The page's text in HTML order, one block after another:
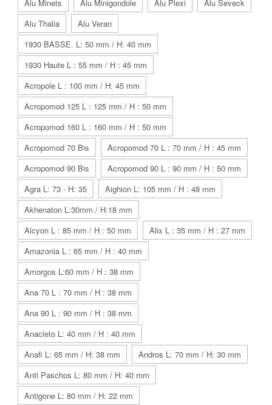
Alu Minets Alu Minigondole Alu Plexi
Alu Seveck
Alu Thalia
Alu Veran
1930 BASSE. L: 50 mm / H: 40 mm
1930 Haute L : 55 mm / H : 45 mm
Acropole L : 100 mm / H: 45 mm
Acropomod 125 L : 125 mm / H : 50 mm
Acropomod 160 L : 160 mm / H : 50 mm
Acropomod 70 Bis
Acropomod 70 L : 70 mm / H : 45 mm
Acropomod 90 Bis
Acropomod 90 L : 90 mm / H : 50 mm
Agra L: 73 - H: 35
Aighion L: 105 mm / H : 48 mm
Akhenaton L:30mm / H:18 mm
Alcyon L : 85 mm / H : 50 mm
Alix L : 35 mm / H : 27 mm
Amazonia L : 65 mm / H : 40 mm
Amorgos L:60 mm / H : 38 mm
Ana 70 L : 70 mm / H : 38 mm
Ana 90 L : 90 mm / H : 38 mm
Anacleto L: 40 mm / H : 40 mm
Anafi L: 65 mm / H: 38 mm
Andros L: 70 mm / H: 30 mm
Anti Paschos L: 80 mm / H: 40 mm
Antigone L: 80 mm / H: 22 mm